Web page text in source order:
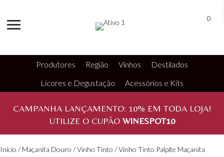
0
Produtores Região Vinhos
Destilados
Licores e Degustação
Acessórios e Kits
CAMPANHA LANÇAMENTO: 10% EM TODA LOJA!
UTILIZE O CUPÃO WINESPOT10
Início / Maçanita Douro /Vinho Tinto / Vinho Tinto Palpite Maçanita